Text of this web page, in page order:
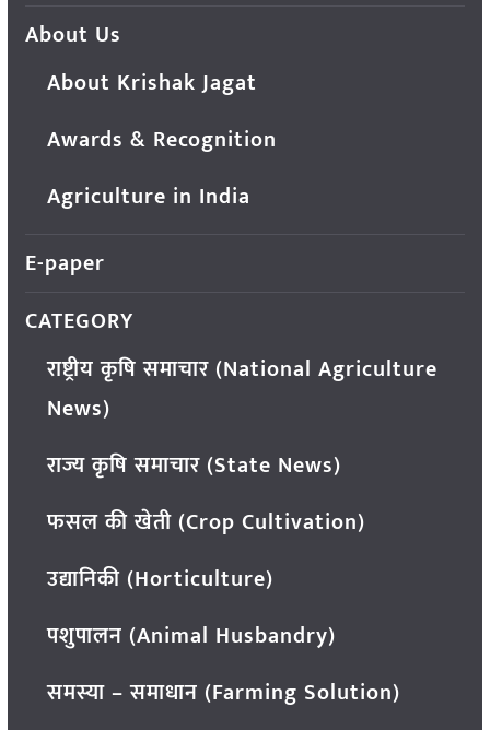
About Us
About Krishak Jagat
Awards & Recognition
Agriculture in India
E-paper
CATEGORY
राष्ट्रीय कृषि समाचार (National Agriculture
News)
राज्य कृषि समाचार (State News)
फसल की खेती (Crop Cultivation)
उद्यानिकी (Horticulture)
पशुपालन (Animal Husbandry)
समस्या – समाधान (Farming Solution)